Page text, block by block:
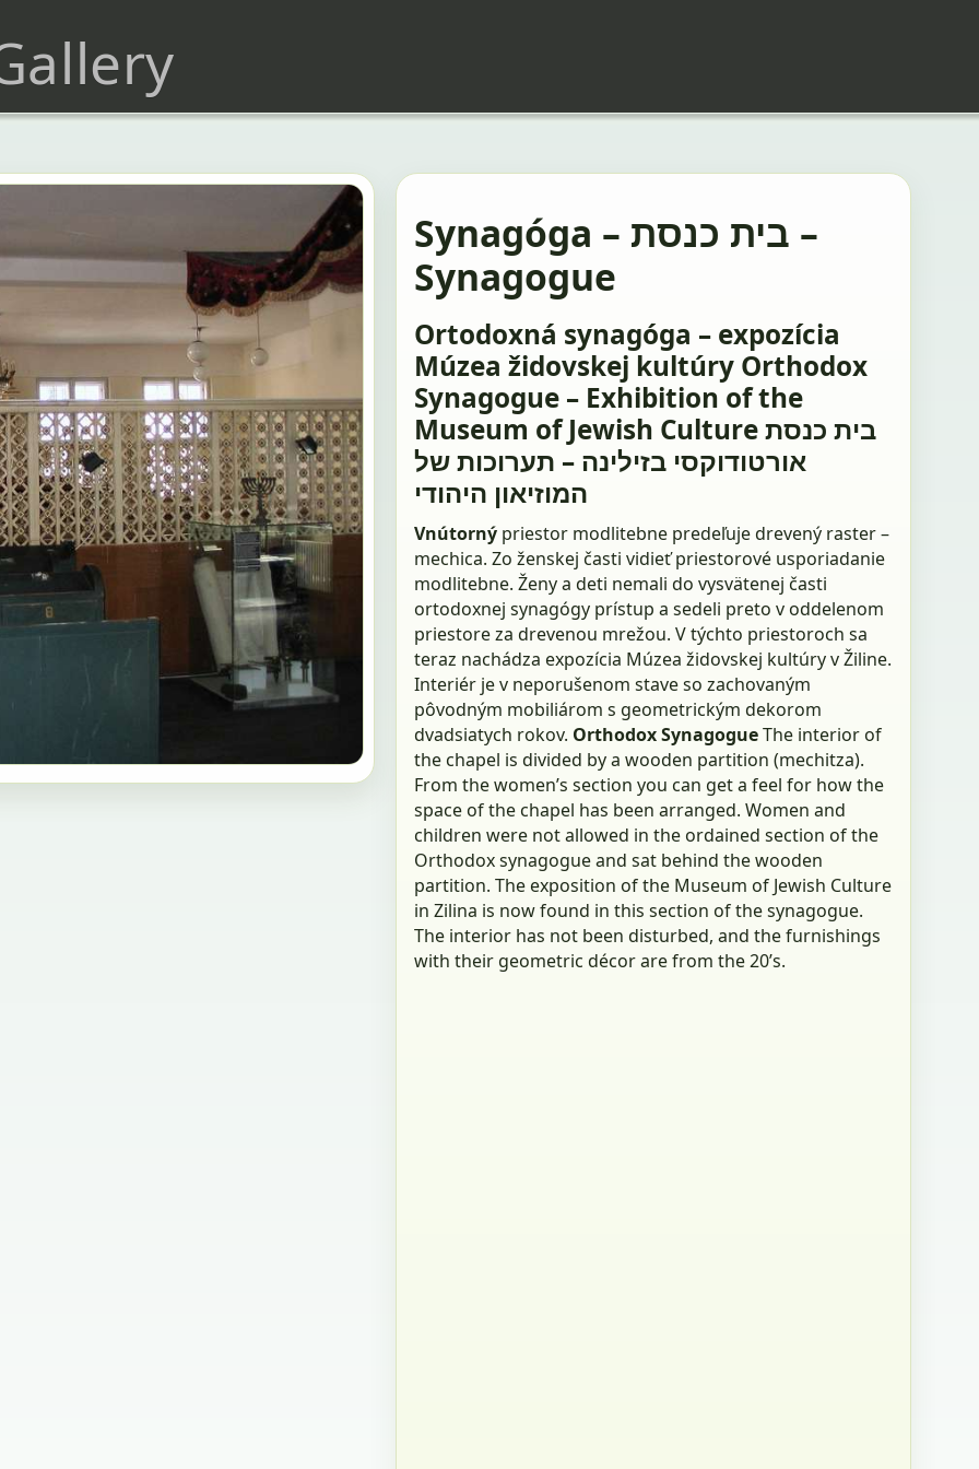
Synagóga – בית כנסת –
Synagogue
Ortodoxná synagóga – expozícia
Múzea židovskej kultúry Orthodox
Synagogue – Exhibition of the
Museum of Jewish Culture בית כנסת
אורטודוקסי בזילינה – תערוכות של
המוזיאון היהודי
Vnútorný priestor modlitebne predeľuje drevený raster –
mechica. Zo ženskej časti vidieť priestorové usporiadanie
modlitebne. Ženy a deti nemali do vysvätenej časti
ortodoxnej synagógy prístup a sedeli preto v oddelenom
priestore za drevenou mrežou. V týchto priestoroch sa
teraz nachádza expozícia Múzea židovskej kultúry v Žiline.
Interiér je v neporušenom stave so zachovaným
pôvodným mobiliárom s geometrickým dekorom
dvadsiatych rokov. Orthodox SynagogueThe interior of
the chapel is divided by a wooden partition (mechitza).
From the women’s section you can get a feel for how the
space of the chapel has been arranged. Women and
children were not allowed in the ordained section of the
Orthodox synagogue and sat behind the wooden
partition. The exposition of the Museum of Jewish Culture
in Zilina is now found in this section of the synagogue.
The interior has not been disturbed, and the furnishings
with their geometric décor are from the 20’s.